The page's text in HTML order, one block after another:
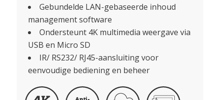
Gebundelde LAN-gebaseerde inhoud
management software
Ondersteunt 4K multimedia weergave via
USB en Micro SD
IR/ RS232/ RJ45-aansluiting voor
eenvoudige bediening en beheer